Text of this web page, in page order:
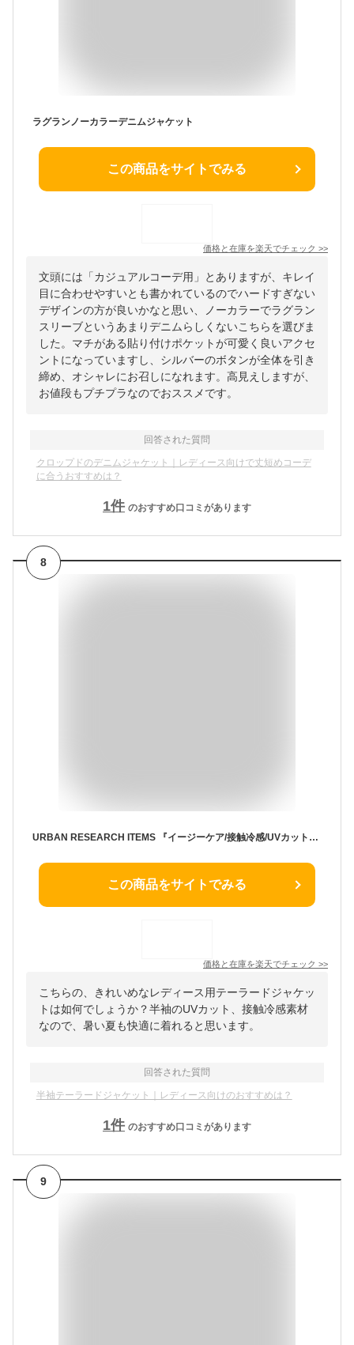
ラグランノーカラーデニムジャケット
この商品をサイトでみる
価格と在庫を楽天でチェック >>
文頭には「カジュアルコーデ用」とありますが、キレイ
目に合わせやすいとも書かれているのでハードすぎない
デザインの方が良いかなと思い、ノーカラーでラグラン
スリーブというあまりデニムらしくないこちらを選びま
した。マチがある貼り付けポケットが可愛く良いアクセ
ントになっていますし、シルバーのボタンが全体を引き
締め、オシャレにお召しになれます。高見えしますが、
お値段もプチプラなのでおススメです。
回答された質問
クロップドのデニムジャケット｜レディース向けで丈短めコーデ
に合うおすすめは？
1件 のおすすめ口コミがあります
8
URBAN RESEARCH ITEMS 『イージーケア/接触冷感/UVカット』SMOOTH LINEN TOUCH 半袖ジャケット アーバンリサーチアイテムズ ジャケット・アウター テーラードジャケット・ブレザー ホワイト ブラック【送料無料】
この商品をサイトでみる
価格と在庫を楽天でチェック >>
こちらの、きれいめなレディース用テーラードジャケッ
トは如何でしょうか？半袖のUVカット、接触冷感素材
なので、暑い夏も快適に着れると思います。
回答された質問
半袖テーラードジャケット｜レディース向けのおすすめは？
1件 のおすすめ口コミがあります
9